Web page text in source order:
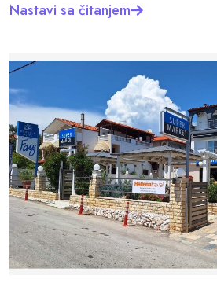
Nastavi sa čitanjem